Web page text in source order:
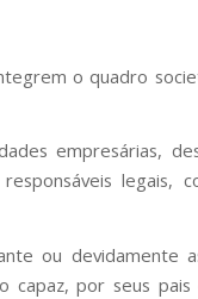
o quadro
empresárias,
legais,
ou devidamente
capaz, por seus pais